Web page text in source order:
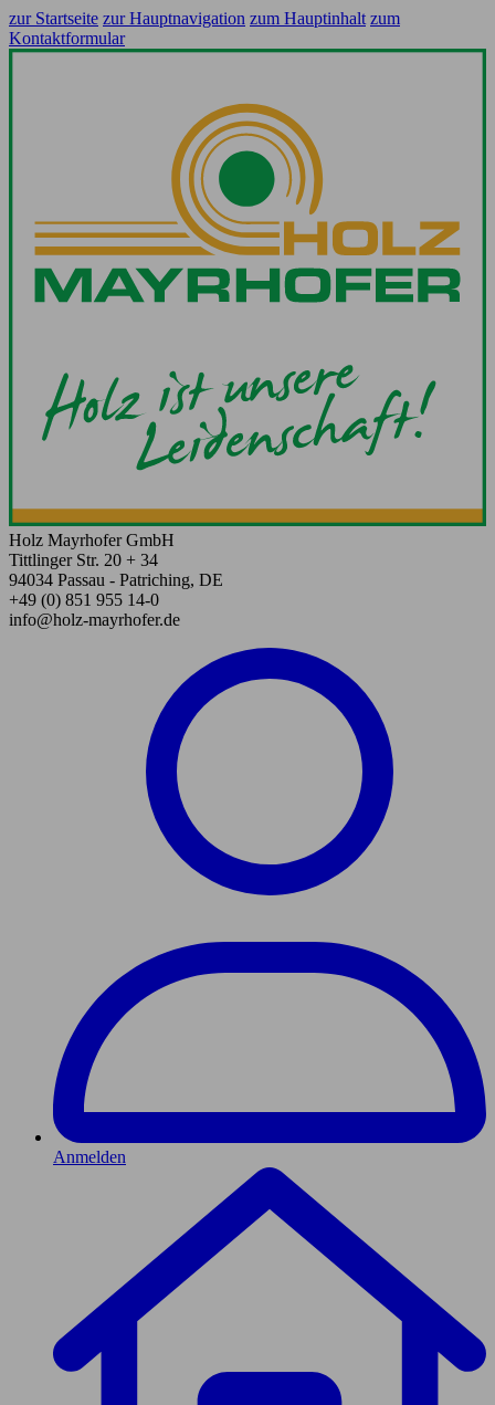
zur Startseite zur Hauptnavigation zum Hauptinhalt zum
Kontaktformular
Holz Mayrhofer GmbH
Tittlinger Str. 20 + 34
94034 Passau - Patriching, DE
+49 (0) 851 955 14-0
info@holz-mayrhofer.de
Anmelden